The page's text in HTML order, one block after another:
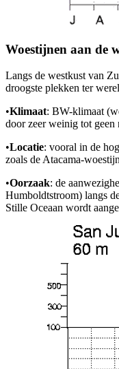
Woestijnen aan de
Langs de westkust van
droogste plekken ter
•Klimaat: BW-klimaat
door zeer weinig tot geen
•Locatie: vooral in de
zoals de Atacama-
•Oorzaak: de
Humboldtstroom) langs
Stille Oceaan wordt